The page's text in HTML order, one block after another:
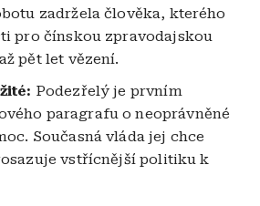
zadržela člověka, kterého
pro čínskou zpravodajskou
pět let vězení.
Podezřelý je prvním
paragrafu o neoprávněné
Současná vláda jej chce
vstřícnější politiku k